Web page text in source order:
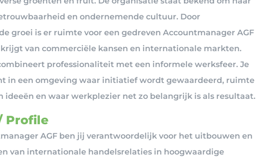
en ondernemende cultuur. Door
groei is er ruimte voor een gedreven Accountmanager AGF
van commerciële kansen en internationale markten.
professionaliteit met een informele werksfeer. Je
in een omgeving waar initiatief wordt gewaardeerd, ruimte
ideeën en waar werkplezier net zo belangrijk is als resultaat.
Profile
AGF ben jij verantwoordelijk voor het uitbouwen en
van internationale handelsrelaties in hoogwaardige